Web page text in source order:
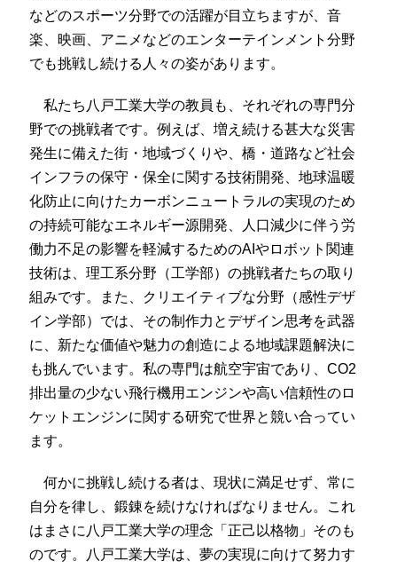
などのスポーツ分野での活躍が目立ちますが、音
楽、映画、アニメなどのエンターテインメント分野
でも挑戦し続ける人々の姿があります。
私たち八戸工業大学の教員も、それぞれの専門分
野での挑戦者です。例えば、増え続ける甚大な災害
発生に備えた街・地域づくりや、橋・道路など社会
インフラの保守・保全に関する技術開発、地球温暖
化防止に向けたカーボンニュートラルの実現のため
の持続可能なエネルギー源開発、人口減少に伴う労
働力不足の影響を軽減するためのAIやロボット関連
技術は、理工系分野（工学部）の挑戦者たちの取り
組みです。また、クリエイティブな分野（感性デザ
イン学部）では、その制作力とデザイン思考を武器
に、新たな価値や魅力の創造による地域課題解決に
も挑んでいます。私の専門は航空宇宙であり、CO2
排出量の少ない飛行機用エンジンや高い信頼性のロ
ケットエンジンに関する研究で世界と競い合ってい
ます。
何かに挑戦し続ける者は、現状に満足せず、常に
自分を律し、鍛錬を続けなければなりません。これ
はまさに八戸工業大学の理念「正己以格物」そのも
のです。八戸工業大学は、夢の実現に向けて努力す